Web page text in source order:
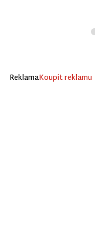
ReklamaKoupit reklamu